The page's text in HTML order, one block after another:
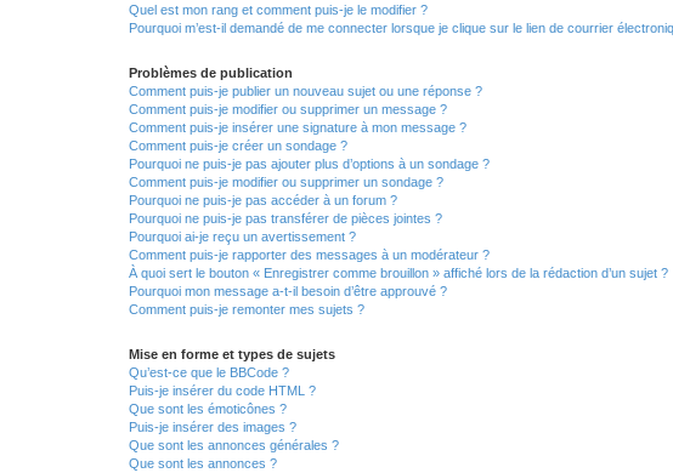
Quel est mon rang et comment puis-je le modifier ?
Pourquoi m’est-il demandé de me connecter lorsque je clique sur le lien de courrier
Problèmes de publication
Comment puis-je publier un nouveau sujet ou une réponse ?
Comment puis-je modifier ou supprimer un message ?
Comment puis-je insérer une signature à mon message ?
Comment puis-je créer un sondage ?
Pourquoi ne puis-je pas ajouter plus d’options à un sondage ?
Comment puis-je modifier ou supprimer un sondage ?
Pourquoi ne puis-je pas accéder à un forum ?
Pourquoi ne puis-je pas transférer de pièces jointes ?
Pourquoi ai-je reçu un avertissement ?
Comment puis-je rapporter des messages à un modérateur ?
À quoi sert le bouton « Enregistrer comme brouillon » affiché lors de la rédaction d’un sujet ?
Pourquoi mon message a-t-il besoin d’être approuvé ?
Comment puis-je remonter mes sujets ?
Mise en forme et types de sujets
Qu’est-ce que le BBCode ?
Puis-je insérer du code HTML ?
Que sont les émoticônes ?
Puis-je insérer des images ?
Que sont les annonces générales ?
Que sont les annonces ?